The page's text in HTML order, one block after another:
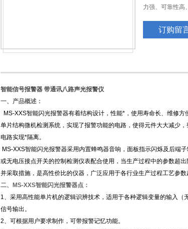
力强、可靠性高
订购留
智能信号报警器 带通讯八路声光报警仪
一、产品概述：
MS-XXS智能闪光报警器有着结构设计，性能*，使用寿命长、维修
单片结构微机检测系统，实现了报警功能的电路，使得元件大大减少
电路实现*隔离。
MS-XXS智能闪光报警器采用内置蜂鸣器音响，面板指示闪烁及后端
或无电压接点开关的控制检测仪表配合使用，当生产过程中的参数超
并采取措施，是高性价比的仪器，广泛应用于各行业生产过程工艺参数
二、MS-XXS智能闪光报警器点：
1、采用高性能单片机的逻辑识辨技术，适用于各种逻辑变量的输入
信号输出。
2、可根据用户要求制作，可带报警记忆功能。